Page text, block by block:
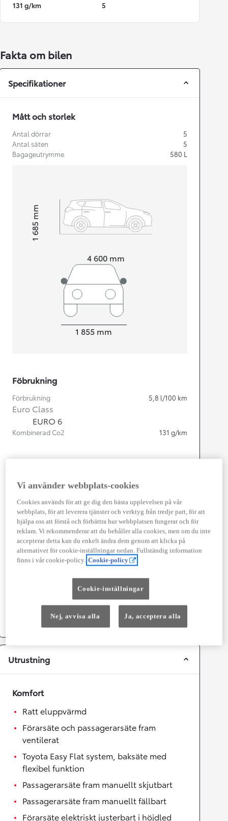
131 g/km
5
Fakta om bilen
Specifikationer
Mått och storlek
Antal dörrar
5
Antal säten
5
Bagageutrymme
580 L
4 600 mm
Height1 685
mm
1 855 mm
Föbrukning
Förbrukning 5,8 l/100 km
Euro Class
EURO 6
Kombinerad Co2 131 g/km
Cylindrar
Kapacitet
Effekt
163 kw (222 hk)
Prestanda
Topphastighet 180 km/h
Acceleration 0-100km/h
Automat
Utrustning
Komfort
Ratt eluppvärmd
Förarsäte och passagerarsäte fram
ventilerat
Toyota Easy Flat system, baksäte med
flexibel funktion
Passagerarsäte fram manuellt skjutbart
Passagerarsäte fram manuellt fällbart
Förarsäte elektriskt justerbart i höjdled
Vi använder webbplats-cookies
Cookies används för att ge dig den bästa upplevelsen på vår
webbplats, för att leverera tjänster och verktyg från tredje part, för att
hjälpa oss att förstå och förbättra hur webbplatsen fungerar och för
reklam. Vi rekommenderar att du behåller alla cookies, men om du inte
accepterar detta kan du enkelt ändra dem genom att klicka på
alternativet för cookie-inställningar nedan. Fullständig information
finns i vår cookie-policy. Cookie-policy
Cookie-inställningar
Nej, avvisa alla Ja, acceptera alla